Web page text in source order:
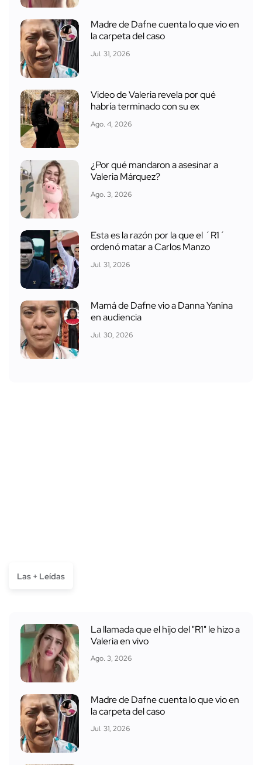
Madre de Dafne cuenta lo que vio en
la carpeta del caso
Jul. 31, 2026
Video de Valeria revela por qué
habría terminado con su ex
Ago. 4, 2026
¿Por qué mandaron a asesinar a
Valeria Márquez?
Ago. 3, 2026
Esta es la razón por la que el ´R1´
ordenó matar a Carlos Manzo
Jul. 31, 2026
Mamá de Dafne vio a Danna Yanina
en audiencia
Jul. 30, 2026
Las + Leídas
La llamada que el hijo del "R1" le hizo a
Valeria en vivo
Ago. 3, 2026
Madre de Dafne cuenta lo que vio en
la carpeta del caso
Jul. 31, 2026